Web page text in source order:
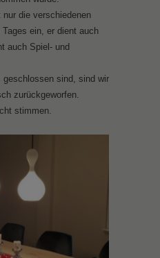
die verschiedenen
ein, er dient auch
auch Spiel- und
geschlossen sind, sind wir
zurückgeworfen.
stimmen.